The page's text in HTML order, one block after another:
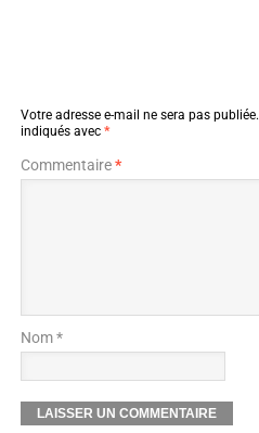
Votre adresse e-mail ne sera pas publiée.
indiqués avec *
Commentaire*
Nom *